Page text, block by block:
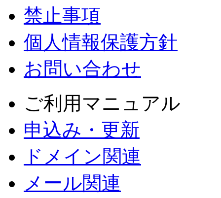
禁止事項
個人情報保護方針
お問い合わせ
ご利用マニュアル
申込み・更新
ドメイン関連
メール関連